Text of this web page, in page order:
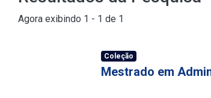
Agora exibindo 1 - 1 de 1
Coleção
Mestrado em